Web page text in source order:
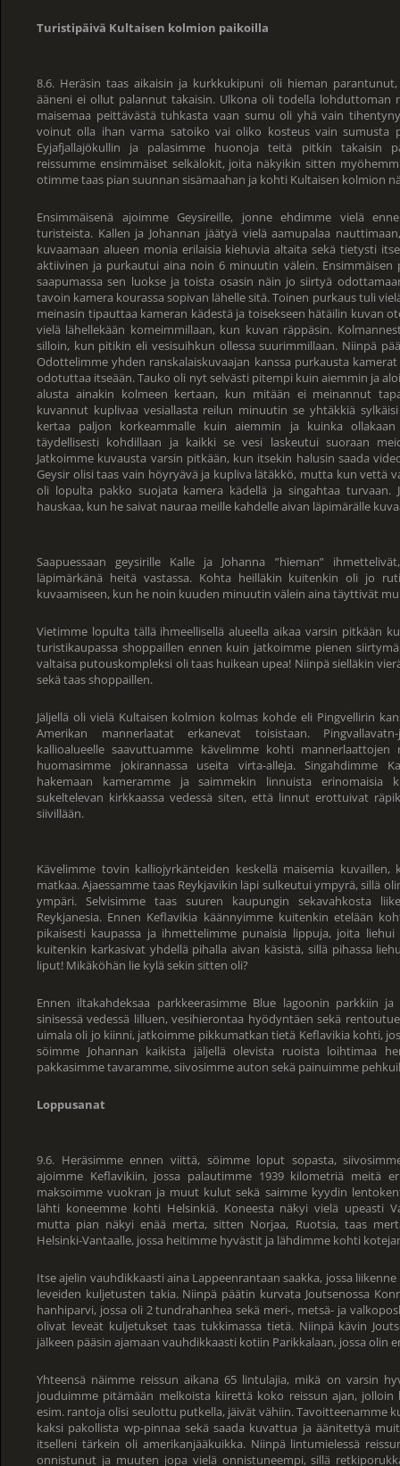
Turistipäivä Kultaisen kolmion paikoilla
8.6. Heräsin taas aikaisin ja kurkkukipuni oli hieman
ääneni ei ollut palannut takaisin. Ulkona oli todella lohduttoman
maisemaa peittävästä tuhkasta vaan sumu oli yhä vain
voinut olla ihan varma satoiko vai oliko kosteus vain sumusta
Eyjafjallajökullin ja palasimme huonoja teitä pitkin takaisin
reissumme ensimmäiset selkälokit, joita näkyikin sitten
otimme taas pian suunnan sisämaahan ja kohti Kultaisen kolmion
Ensimmäisenä ajoimme Geysireille, jonne ehdimme vielä
turisteista. Kallen ja Johannan jäätyä vielä aamupalaa
kuvaamaan alueen monia erilaisia kiehuvia altaita sekä tietysti
aktiivinen ja purkautui aina noin 6 minuutin välein.
saapumassa sen luokse ja toista osasin näin jo siirtyä
tavoin kamera kourassa sopivan lähelle sitä. Toinen purkaus tuli
meinasin tipauttaa kameran kädestä ja toisekseen hätäilin kuvan
vielä lähellekään komeimmillaan, kun kuvan räppäsin.
silloin, kun pitikin eli vesisuihkun ollessa suurimmillaan. Niinpä
Odottelimme yhden ranskalaiskuvaajan kanssa purkausta
odotuttaa itseään. Tauko oli nyt selvästi pitempi kuin aiemmin ja
alusta ainakin kolmeen kertaan, kun mitään ei meinannut
kuvannut kuplivaa vesiallasta reilun minuutin se yhtäkkiä
kertaa paljon korkeammalle kuin aiemmin ja kuinka
täydellisesti kohdillaan ja kaikki se vesi laskeutui suoraan
Jatkoimme kuvausta varsin pitkään, kun itsekin halusin saada
Geysir olisi taas vain höyryävä ja kupliva lätäkkö, mutta kun vettä
oli lopulta pakko suojata kamera kädellä ja singahtaa turvaan.
hauskaa, kun he saivat nauraa meille kahdelle aivan läpimärälle
Saapuessaan geysirille Kalle ja Johanna ”hieman”
läpimärkänä heitä vastassa. Kohta heilläkin kuitenkin oli jo
kuvaamiseen, kun he noin kuuden minuutin välein aina täyttivät
Vietimme lopulta tällä ihmeellisellä alueella aikaa varsin pitkään
turistikaupassa shoppaillen ennen kuin jatkoimme pienen
valtaisa putouskompleksi oli taas huikean upea! Niinpä sielläkin
sekä taas shoppaillen.
Jäljellä oli vielä Kultaisen kolmion kolmas kohde eli Pingvellirin
Amerikan mannerlaatat erkanevat toisistaan.
kallioalueelle saavuttuamme kävelimme kohti
huomasimme jokirannassa useita virta-alleja. Singahdimme
hakemaan kameramme ja saimmekin linnuista erinomaisia
sukeltelevan kirkkaassa vedessä siten, että linnut erottuivat
siivillään.
Kävelimme tovin kalliojyrkänteiden keskellä maisemia
matkaa. Ajaessamme taas Reykjavikin läpi sulkeutui ympyrä, sillä
ympäri. Selvisimme taas suuren kaupungin sekavahkosta
Reykjanesia. Ennen Keflavikia käännyimme kuitenkin etelään
pikaisesti kaupassa ja ihmettelimme punaisia lippuja, joita
kuitenkin karkasivat yhdellä pihalla aivan käsistä, sillä pihassa
liput! Mikäköhän lie kylä sekin sitten oli?
Ennen iltakahdeksaa parkkeerasimme Blue lagoonin parkkiin
sinisessä vedessä lilluen, vesihierontaa hyödyntäen sekä
uimala oli jo kiinni, jatkoimme pikkumatkan tietä Keflavikia kohti,
söimme Johannan kaikista jäljellä olevista ruoista loihtimaa
pakkasimme tavaramme, siivosimme auton sekä painuimme
Loppusanat
9.6. Heräsimme ennen viittä, söimme loput sopasta,
ajoimme Keflavikiin, jossa palautimme 1939 kilometriä meitä
maksoimme vuokran ja muut kulut sekä saimme kyydin
lähti koneemme kohti Helsinkiä. Koneesta näkyi vielä upeasti
mutta pian näkyi enää merta, sitten Norjaa, Ruotsia, taas
Helsinki-Vantaalle, jossa heitimme hyvästit ja lähdimme kohti
Itse ajelin vauhdikkaasti aina Lappeenrantaan saakka, jossa
leveiden kuljetusten takia. Niinpä päätin kurvata Joutsenossa
hanhiparvi, jossa oli 2 tundrahanhea sekä meri-, metsä- ja
olivat leveät kuljetukset taas tukkimassa tietä. Niinpä kävin
jälkeen pääsin ajamaan vauhdikkaasti kotiin Parikkalaan, jossa olin
Yhteensä näimme reissun aikana 65 lintulajia, mikä on varsin
jouduimme pitämään melkoista kiirettä koko reissun ajan, jolloin
esim. rantoja olisi seulottu putkella, jäivät vähiin. Tavoitteenamme
kaksi pakollista wp-pinnaa sekä saada kuvattua ja äänitettyä
itselleni tärkein oli amerikanjääkuikka. Niinpä lintumielessä
onnistunut ja muuten jopa vielä onnistuneempi, sillä